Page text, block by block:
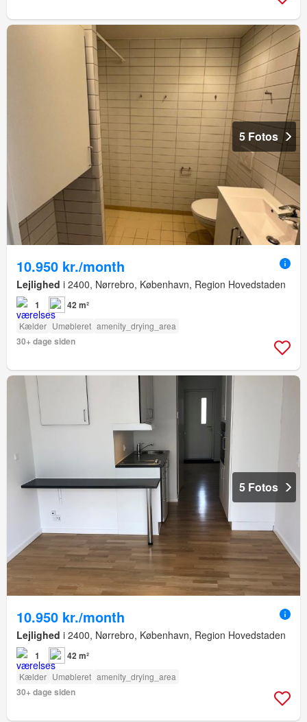
5 Fotos
10.950 kr./month
Lejlighed i 2400, Nørrebro, København, Region Hovedstaden
1 42 m²
Kælder Umøbleret amenity_drying_area
30+ dage siden
5 Fotos
10.950 kr./month
Lejlighed i 2400, Nørrebro, København, Region Hovedstaden
1 42 m²
Kælder Umøbleret amenity_drying_area
30+ dage siden